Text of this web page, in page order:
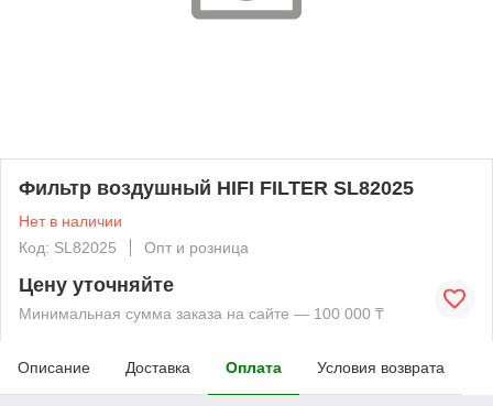
Фильтр воздушный HIFI FILTER SL82025
Нет в наличии
Код: SL82025
Опт и розница
Цену уточняйте
Минимальная сумма заказа на сайте — 100 000 ₸
Описание Доставка Оплата Условия возврата